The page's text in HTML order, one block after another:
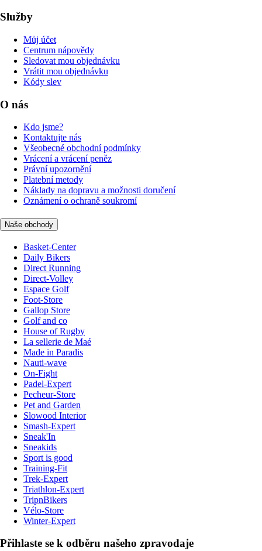
Služby
Můj účet
Centrum nápovědy
Sledovat mou objednávku
Vrátit mou objednávku
Kódy slev
O nás
Kdo jsme?
Kontaktujte nás
Všeobecné obchodní podmínky
Vrácení a vrácení peněz
Právní upozornění
Platební metody
Náklady na dopravu a možnosti doručení
Oznámení o ochraně soukromí
Naše obchody
Basket-Center
Daily Bikers
Direct Running
Direct-Volley
Espace Golf
Foot-Store
Gallop Store
Golf and co
House of Rugby
La sellerie de Maé
Made in Paradis
Nauti-wave
On-Fight
Padel-Expert
Pecheur-Store
Pet and Garden
Slowood Interior
Smash-Expert
Sneak'In
Sneakids
Sport is good
Training-Fit
Trek-Expert
Triathlon-Expert
TripnBikers
Vélo-Store
Winter-Expert
Přihlaste se k odběru našeho zpravodaje